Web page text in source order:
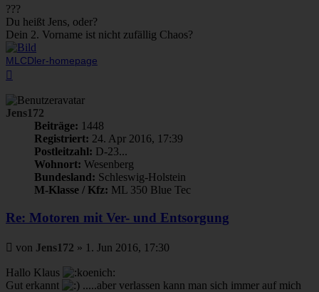
???
Du heißt Jens, oder?
Dein 2. Vorname ist nicht zufällig Chaos?
MLCDler-homepage
Jens172
Beiträge: 1448
Registriert: 24. Apr 2016, 17:39
Postleitzahl: D-23...
Wohnort: Wesenberg
Bundesland: Schleswig-Holstein
M-Klasse / Kfz: ML 350 Blue Tec
Re: Motoren mit Ver- und Entsorgung
Beitrag
von Jens172 » 1. Jun 2016, 17:30
Hallo Klaus
Gut erkannt
.....aber verlassen kann man sich immer auf mich